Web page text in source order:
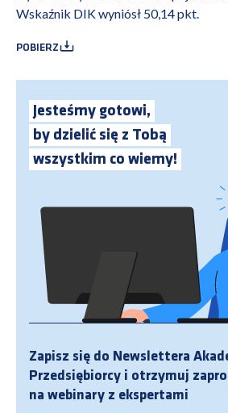
Wskaźnik DIK wyniósł 50,14 pkt.
POBIERZ
Jesteśmy gotowi,
by dzielić się z Tobą
wszystkim co wiemy!
Zapisz się do Newslettera
Przedsiębiorcy i otrzymuj
na webinary z ekspertami